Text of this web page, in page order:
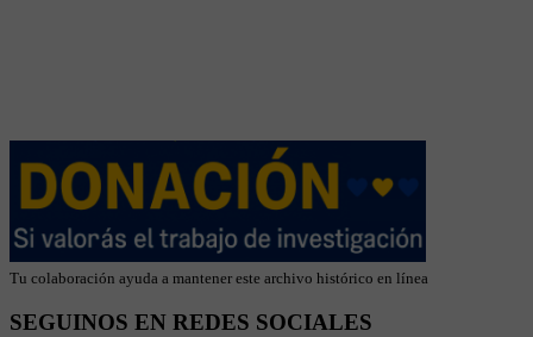
Tu colaboración ayuda a mantener este archivo histórico en línea
SEGUINOS EN REDES SOCIALES